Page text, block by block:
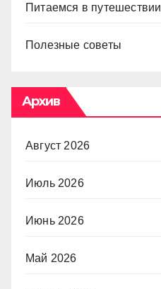
Питаемся в путешествии
Полезные советы
Архив
Август 2026
Июль 2026
Июнь 2026
Май 2026